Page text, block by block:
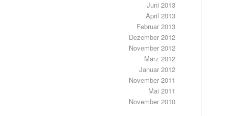
Juni 2013
April 2013
Februar 2013
Dezember 2012
November 2012
März 2012
Januar 2012
November 2011
Mai 2011
November 2010